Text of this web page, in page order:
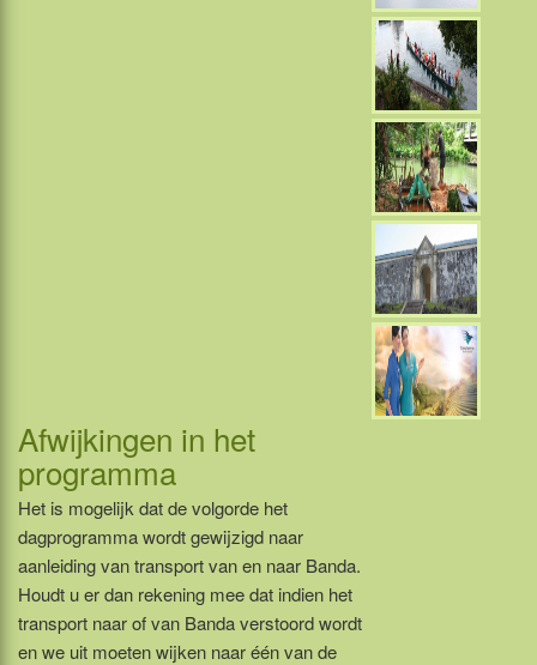
Afwijkingen in het
programma
Het is mogelijk dat de volgorde het
dagprogramma wordt gewijzigd naar
aanleiding van transport van en naar Banda.
Houdt u er dan rekening mee dat indien het
transport naar of van Banda verstoord wordt
en we uit moeten wijken naar één van de